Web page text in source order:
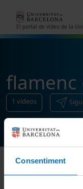
Consentiment
El portal de vídeo de la
flamenc
1 vídeos
Ordenar